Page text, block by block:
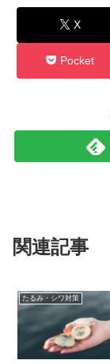
X
Pocket
関連記事
たるみ・シワ対策